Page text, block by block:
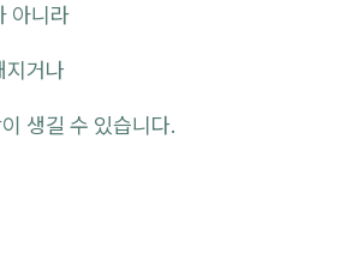
아니라
지거나
생길 수 있습니다.